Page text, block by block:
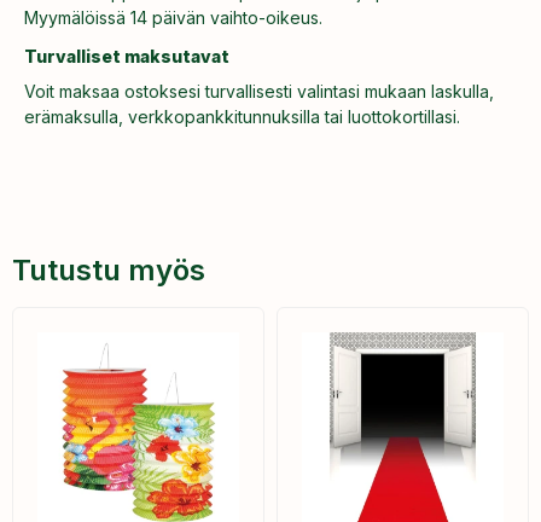
Myymälöissä 14 päivän vaihto-oikeus.
Turvalliset maksutavat
Voit maksaa ostoksesi turvallisesti valintasi mukaan laskulla,
erämaksulla, verkkopankkitunnuksilla tai luottokortillasi.
Tutustu myös